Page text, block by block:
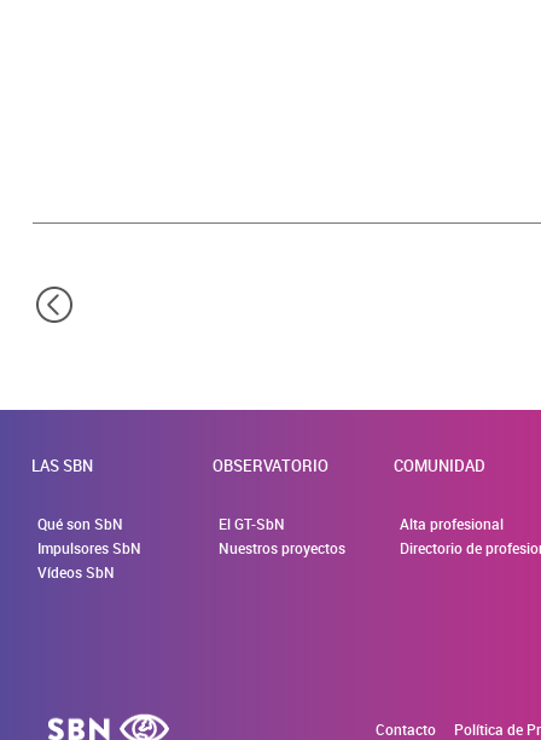
LAS SBN
Qué son SbN
Impulsores SbN
Vídeos SbN
OBSERVATORIO
El GT-SbN
Nuestros proyectos
COMUNIDAD
Alta profesional
Directorio de
Contacto Política de